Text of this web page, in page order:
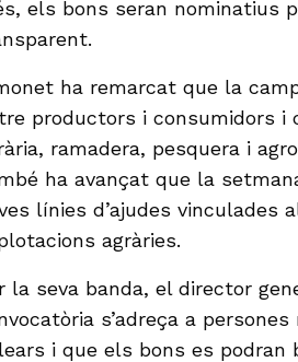
els bons seran nominatius
ha remarcat que la
productors i consumidors i
ramadera, pesquera i
ha avançat que la
línies d’ajudes vinculades
agràries.
la seva banda, el director
s’adreça a
i que els bons es podran